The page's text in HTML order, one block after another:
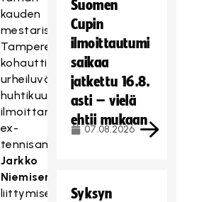
kauden
mestarisuosikkeihin.
Tamperelaisseura
kohautti
urheiluväkeä
huhtikuussa
ilmoittamalla
ex-
tennisammattilaisen
Jarkko
Niemisen
liittymisestä
Suomen
Cupin
ilmoittautumi
saikaa
jatkettu 16.8.
asti – vielä
ehtii mukaan
07.08.2026
Syksyn